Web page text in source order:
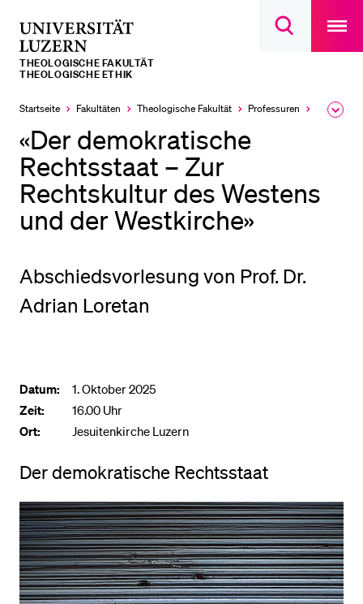
Suchdialog
main
THEOLOGISCHE FAKULTÄT
THEOLOGISCHE ETHIK
Startseite Fakultäten Theologische Fakultät Professuren
«Der demokratische
Rechtsstaat – Zur
Rechtskultur des Westens
und der Westkirche»
Abschiedsvorlesung von Prof. Dr.
Adrian Loretan
Datum:
1. Oktober 2025
Zeit:
16.00 Uhr
Ort:
Jesuitenkirche Luzern
Der demokratische Rechtsstaat
LETZTE SUCHEN
Sie haben noch keine Suche getätigt.
DIE UNI FÜR…
Schulklassen und Lehrpersonen
Studien­interessierte
Studierende
Forschende
Alumni
Stellensuchende
BELIEBTE INHALTE
Vorlesungsverzeichnis
Bibliothek
Menuplan Mensa
Anmeldung und Zulassung